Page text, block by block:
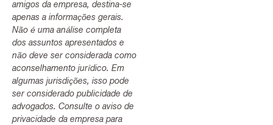
amigos da empresa, destina-se
apenas a informações gerais.
Não é uma análise completa
dos assuntos apresentados e
não deve ser considerada como
aconselhamento jurídico. Em
algumas jurisdições, isso pode
ser considerado publicidade de
advogados. Consulte o aviso de
privacidade da empresa para